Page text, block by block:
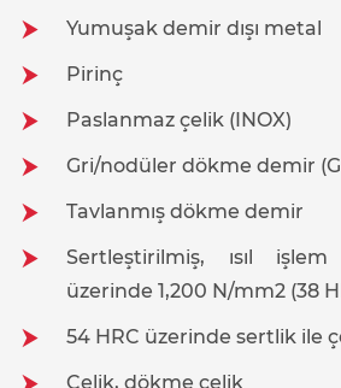
Yumuşak demir dışı metal
Pirinç
Paslanmaz çelik (INOX)
Gri/nodüler dökme demir
Tavlanmış dökme demir
Sertleştirilmiş, ısıl
üzerinde 1,200 N/mm2 (38
54 HRC üzerinde sertlik ile
Çelik, dökme çelik